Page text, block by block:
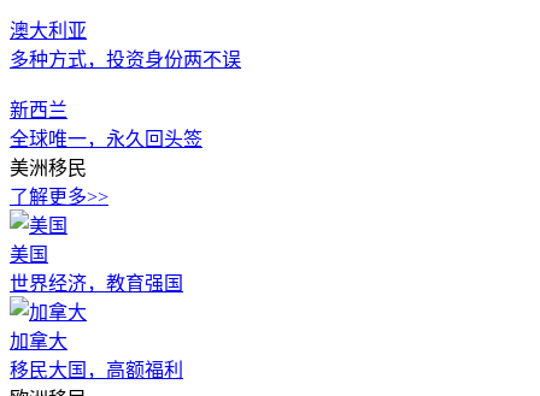
澳大利亚
多种方式，投资身份两不误
新西兰
全球唯一，永久回头签
美洲移民
了解更多>>
美国
世界经济，教育强国
加拿大
移民大国，高额福利